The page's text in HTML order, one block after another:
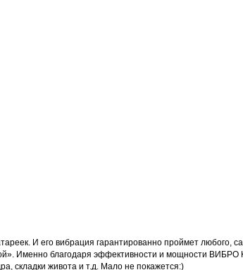
И его вибрация гарантированно проймет любого,
Именно благодаря эффективности и мощности
складки живота и т.д. Мало не покажется:)